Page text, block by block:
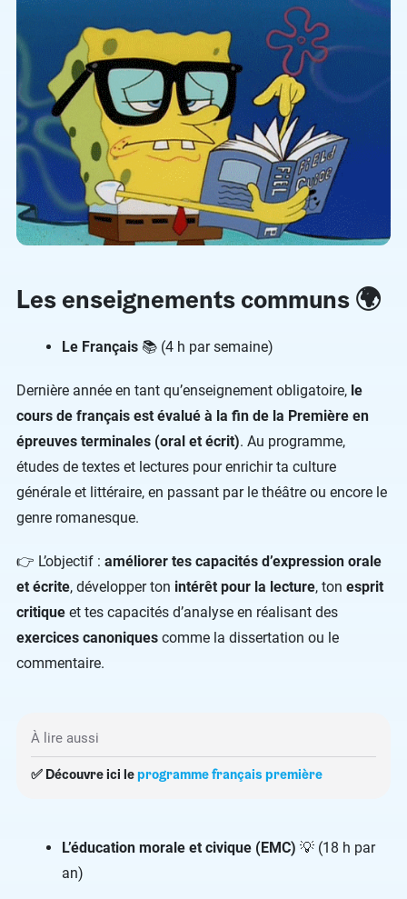
Les enseignements communs 🌍
Le Français 📚 (4 h par semaine)
Dernière année en tant qu’enseignement obligatoire, le
cours de français est évalué à la fin de la Première en
épreuves terminales (oral et écrit). Au programme,
études de textes et lectures pour enrichir ta culture
générale et littéraire, en passant par le théâtre ou encore le
genre romanesque.
👉 L’objectif : améliorer tes capacités d’expression orale
et écrite, développer ton intérêt pour la lecture, ton esprit
critique et tes capacités d’analyse en réalisant des
exercices canoniques comme la dissertation ou le
commentaire.
À lire aussi
✅ Découvre ici leprogramme français première
L’éducation morale et civique (EMC) 💡 (18 h par
an)